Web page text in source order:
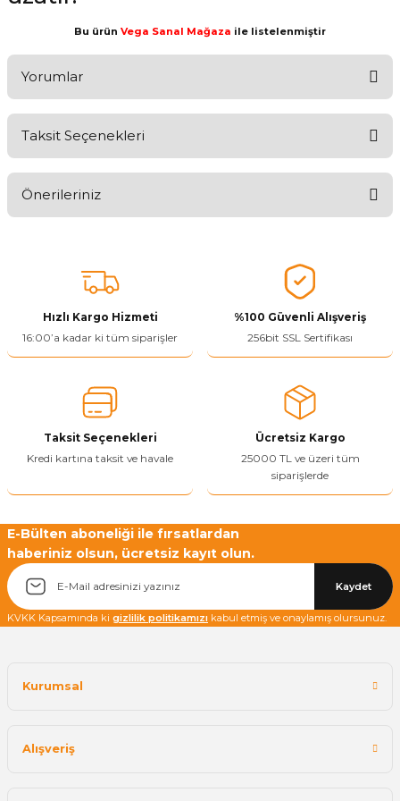
Bu ürün Vega Sanal Mağaza ile listelenmiştir
Yorumlar
Taksit Seçenekleri
Önerileriniz
tarafımıza iletebilirsiniz.
Görüş ve önerileriniz için teşekkür ederiz.
Ürün resmi kalitesiz, bozuk veya görüntülenemiyor.
Ürün bilgilerinde hatalar bulunuyor.
Ürün fiyatı diğer sitelerden daha pahalı.
Bu ürüne benzer farklı alternatifler olmalı.
Yetkiliye Gönder
Hızlı Kargo Hizmeti
16:00’a kadar ki tüm siparişler
%100 Güvenli Alışveriş
256bit SSL Sertifikası
Taksit Seçenekleri
Kredi kartına taksit ve havale
Ücretsiz Kargo
25000 TL ve üzeri tüm
siparişlerde
E-Bülten aboneliği ile fırsatlardan
haberiniz olsun, ücretsiz kayıt olun.
Kaydet
KVKK Kapsamında ki gizlilik politikamızı kabul etmiş ve onaylamış olursunuz.
Kurumsal
Alışveriş